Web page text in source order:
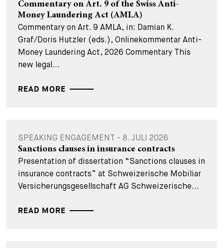
Commentary on Art. 9 of the Swiss Anti-
Money Laundering Act (AMLA)
Commentary on Art. 9 AMLA, in: Damian K.
Graf/Doris Hutzler (eds.), Onlinekommentar Anti-
Money Laundering Act, 2026 Commentary This
new legal...
READ MORE
SPEAKING ENGAGEMENT - 8. JULI 2026
Sanctions clauses in insurance contracts
Presentation of dissertation “Sanctions clauses in
insurance contracts” at Schweizerische Mobiliar
Versicherungsgesellschaft AG Schweizerische...
READ MORE